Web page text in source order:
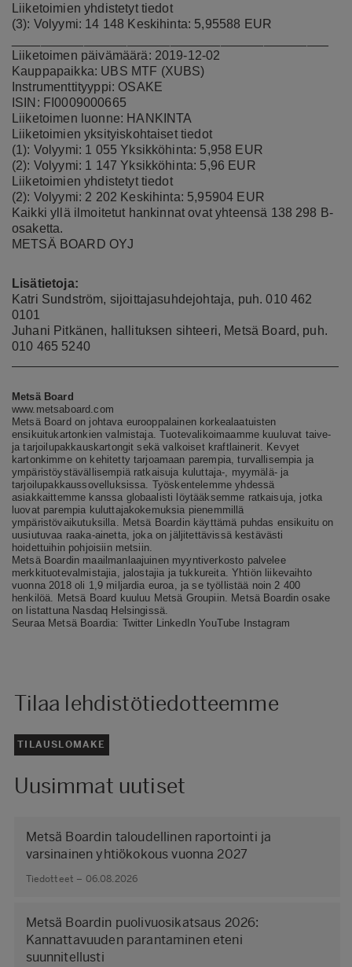
Liiketoimien yhdistetyt tiedot
(3): Volyymi: 14 148 Keskihinta: 5,95588 EUR
Liiketoimen päivämäärä: 2019-12-02
Kauppapaikka: UBS MTF (XUBS)
Instrumenttityyppi: OSAKE
ISIN: FI0009000665
Liiketoimen luonne: HANKINTA
Liiketoimien yksityiskohtaiset tiedot
(1): Volyymi: 1 055 Yksikköhinta: 5,958 EUR
(2): Volyymi: 1 147 Yksikköhinta: 5,96 EUR
Liiketoimien yhdistetyt tiedot
(2): Volyymi: 2 202 Keskihinta: 5,95904 EUR
Kaikki yllä ilmoitetut hankinnat ovat yhteensä 138 298 B-
osaketta.
METSÄ BOARD OYJ
Lisätietoja:
Katri Sundström, sijoittajasuhdejohtaja, puh. 010 462
0101
Juhani Pitkänen, hallituksen sihteeri, Metsä Board, puh.
010 465 5240
Metsä Board
www.metsaboard.com
Metsä Board on johtava eurooppalainen korkealaatuisten
ensikuitukartonkien valmistaja. Tuotevalikoimaamme kuuluvat taive-
ja tarjoilupakkauskartongit sekä valkoiset kraftlainerit. Kevyet
kartonkimme on kehitetty tarjoamaan parempia, turvallisempia ja
ympäristöystävällisempiä ratkaisuja kuluttaja-, myymälä- ja
tarjoilupakkaussovelluksissa. Työskentelemme yhdessä
asiakkaittemme kanssa globaalisti löytääksemme ratkaisuja, jotka
luovat parempia kuluttajakokemuksia pienemmillä
ympäristövaikutuksilla. Metsä Boardin käyttämä puhdas ensikuitu on
uusiutuvaa raaka-ainetta, joka on jäljitettävissä kestävästi
hoidettuihin pohjoisiin metsiin.
Metsä Boardin maailmanlaajuinen myyntiverkosto palvelee
merkkituotevalmistajia, jalostajia ja tukkureita. Yhtiön liikevaihto
vuonna 2018 oli 1,9 miljardia euroa, ja se työllistää noin 2 400
henkilöä. Metsä Board kuuluu Metsä Groupiin. Metsä Boardin osake
on listattuna Nasdaq Helsingissä.
Seuraa Metsä Boardia: Twitter LinkedIn YouTube Instagram
Tilaa lehdistötiedotteemme
TILAUSLOMAKE
Uusimmat uutiset
Metsä Boardin taloudellinen raportointi ja
varsinainen yhtiökokous vuonna 2027
Tiedotteet – 06.08.2026
Metsä Boardin puolivuosikatsaus 2026:
Kannattavuuden parantaminen eteni
suunnitellusti